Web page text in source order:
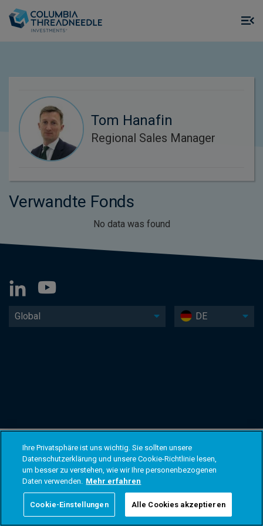
Tom Hanafin
Regional Sales Manager
Verwandte Fonds
No data was found
Global DE
Ihre Privatsphäre ist uns wichtig. Sie sollten unsere
Datenschutzerklärung und unsere Cookie-Richtlinie lesen,
um besser zu verstehen, wie wir Ihre personenbezogenen
Daten verwenden. Mehr erfahren
Cookie-Einstellungen Alle Cookies akzeptieren